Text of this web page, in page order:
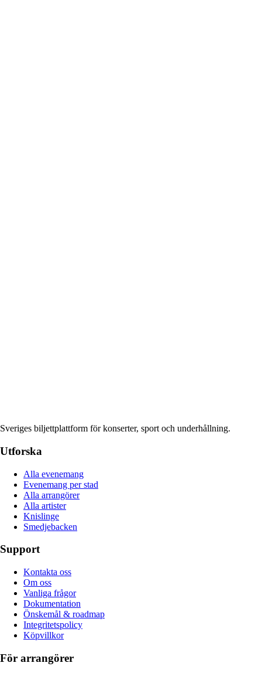
Sveriges biljettplattform för konserter, sport och underhållning.
Utforska
Alla evenemang
Evenemang per stad
Alla arrangörer
Alla artister
Knislinge
Smedjebacken
Support
Kontakta oss
Om oss
Vanliga frågor
Dokumentation
Önskemål & roadmap
Integritetspolicy
Köpvillkor
För arrangörer